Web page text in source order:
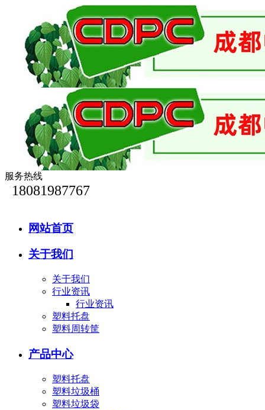
服务热线
18081987767
网站首页
关于我们
关于我们
行业资讯
行业资讯
塑料托盘
塑料周转筐
产品中心
塑料托盘
塑料垃圾桶
塑料垃圾袋